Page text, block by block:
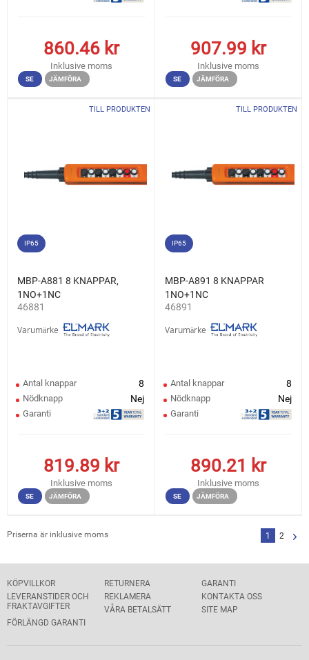
860.46kr
Inklusive moms
SE JÄMFÖRA
907.99 kr
Inklusive moms
SE JÄMFÖRA
TILL PRODUKTEN
IP65
MBP-A881 8 KNAPPAR,
1NO+1NC
46881
Varumärke
Antal knappar 8
Nödknapp Nej
Garanti
819.89 kr
Inklusive moms
SE JÄMFÖRA
TILL PRODUKTEN
IP65
MBP-A891 8 KNAPPAR
1NO+1NC
46891
Varumärke
Antal knappar 8
Nödknapp Nej
Garanti
890.21 kr
Inklusive moms
SE JÄMFÖRA
Priserna är inklusive moms 1 2
KÖPVILLKOR RETURNERA
GARANTI
LEVERANSTIDER OCH
FRAKTAVGIFTER
REKLAMERA
KONTAKTA OSS
VÅRA BETALSÄTT
SITE MAP
FÖRLÄNGD GARANTI